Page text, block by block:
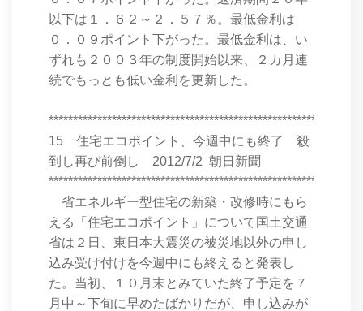
以下は１．６２～２．５７％。最低金利は
０．０９ポイント下がった。最低金利は、い
ずれも２００３年の制度開始以来、２カ月連
続でもっとも低い金利を更新した。
15 住宅エコポイント、今週中にも終了 殺
到し再び前倒し 2012/7/2 朝日新聞
省エネルギー型住宅の新築・改修時にもら
える「住宅エコポイント」について国土交通
省は２日、東日本大震災の被災地以外の申し
込み受け付けを今週中にも終えると発表し
た。当初、１０月末とみていた終了予定を７
月中～下旬に早めたばかりだが、申し込みが